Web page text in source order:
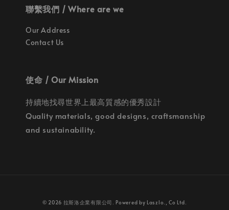
聯繫我們 / Where are we
Our Address
Contact Us
使命 / Our Mission
持續地找尋世界上最高質感的優秀設計
Quality materials, good designs, craftsmanship
and sustainability.
© 2026 拉斯洛企業有限公司. Powered by Laszlo., Co Ltd.